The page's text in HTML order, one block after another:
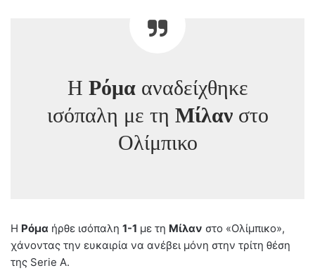
Η Ρόμααναδείχθηκε
ισόπαλη με τη Μίλανστο
Ολίμπικο
Η Ρόμα ήρθε ισόπαλη 1-1 με τη Μίλαν στο «Ολίμπικο»,
χάνοντας την ευκαιρία να ανέβει μόνη στην τρίτη θέση
της Serie A.